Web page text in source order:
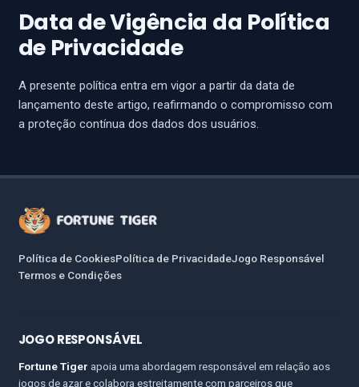
Data de Vigência da Política
de Privacidade
A presente política entra em vigor a partir da data de
lançamento deste artigo, reafirmando o compromisso com
a proteção contínua dos dados dos usuários.
Política de CookiesPolítica de PrivacidadeJogo Responsável
Termos e Condições
JOGO RESPONSÁVEL
Fortune Tiger apoia uma abordagem responsável em relação aos
jogos de azar e colabora estreitamente com parceiros que